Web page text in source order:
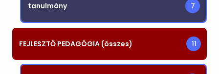
tanulmány 7
FEJLESZTŐ PEDAGÓGIA (összes) 11